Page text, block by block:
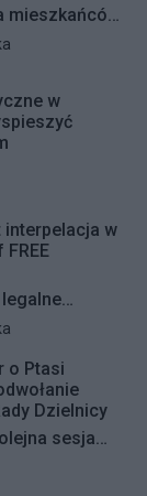
mieszkańców
Dróg
dla pieszych
w
otwarte, a
zgodnie
tym roku.
w
interpelacja w
graffiti.
stref FREE
z
o Ptasi
Dzielnicy
sesja